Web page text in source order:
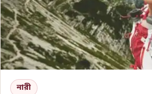
নারী